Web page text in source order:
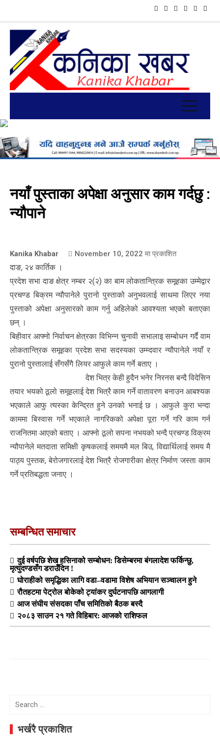
नयाँ पुस्ताका अपेक्षा अनुसार काम गर्दछु :
न्यौपाने
Kanika Khabar November 10, 2022 मा प्रकाशित
दाङ, २४ कार्तिक ।
प्रदेश सभा दाङ क्षेत्र नम्बर २(२) का बाम लोकतान्त्रिक समूहका उम्मेद्वार
प्रचण्ड बिक्रम न्यौपानेले पुरानो पुस्ताको अनुभवलाई साथमा लिएर नया
पुस्ताको अपेक्षा अनुसारको काम गर्नु अहिलेको आवश्यता भएको बताएका
छन् ।
बिहीवार आफ्नो निर्वाचन क्षेत्रका विभिन्न चुनावी सभालाइ सम्बोधन गर्दै वाम
लोकतान्त्रिक समूहका प्रदेश सभा सदस्यका उम्म्दवार न्यौपानेले नयाँ र
पुरानो पुस्तालाई सँगसँगै लियर आफुले काम गर्ने बताए ।
देश भित्र केही हुदैन भनेर निरनस बन्दै विदेसिन
तयार भयको ठूलो समूहलाई देश भित्रै काम गर्ने वातावरण बनाउन आबश्यक
भएकाले आफु त्यस्का केन्द्रित हुने उनको भनाई छ । आफुले कुरा भन्दा
काममा बिस्वास गर्ने भएकाले नागरिकको अपेक्षा पूरा गर्ने गरि काम गर्न
राजनितमा आएको बताए । आफ्नो ठूलो सपना नभयको भन्दै प्रचण्ड विक्रम
न्यौपानेले मतदाता समिक्षी कृषकलाई समयमै मल बिउ, विद्यार्थिलाई समय मै
पाठ्य पुस्तक, बेरोजगारलाई देश भित्रै रोजगारीका क्षेत्र निर्माण जस्ता काम
गर्ने प्रतिबद्धता जनाए ।
सम्बन्धित समाचार
दुई वर्षपछि शेख हसिनाको सम्बोधन: डिसेम्बरमा बंगलादेश फर्किन्छु,
मृत्युदण्डसँग डराउँदिन !
घोराहीको समृद्धिका लागि वडा–वडामा विशेष अभियान सञ्चालन हुने
रौतहटमा पेट्रोल बोकेको ट्यांकर दुर्घटनापछि आगलागी
आज संघीय संसदका पाँच समितिको बैठक बस्दै
२०८३ साउन २१ गते विहिबार: आजको राशिफल
Search
भर्खरै प्रकाशित